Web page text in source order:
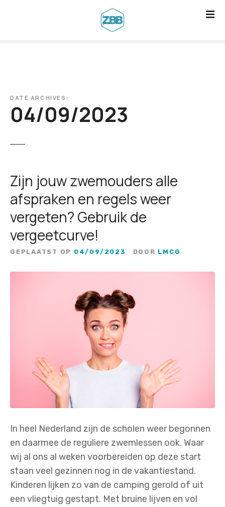
DATE ARCHIVES:
04/09/2023
Zijn jouw zwemouders alle
afspraken en regels weer
vergeten? Gebruik de
vergeetcurve!
GEPLAATST OP 04/09/2023 DOOR LMCG
In heel Nederland zijn de scholen weer begonnen
en daarmee de reguliere zwemlessen ook. Waar
wij al ons al weken voorbereiden op deze start
staan veel gezinnen nog in de vakantiestand.
Kinderen lijken zo van de camping gerold of uit
een vliegtuig gestapt. Met bruine lijven en vol